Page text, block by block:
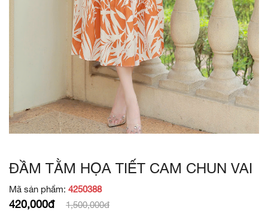
ĐẦM TẰM HỌA TIẾT CAM CHUN VAI
Mã sản phẩm: 4250388
420,000đ 1,500,000đ